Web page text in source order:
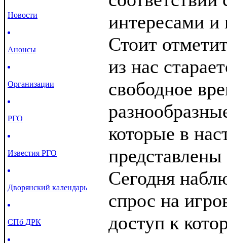
Новости
Анонсы
Организации
РГО
Известия РГО
Дворянский календарь
СПб ДРК
интересами и
Стоит
из нас
свободное
которые в
Сегодня
спрос на
доступ к